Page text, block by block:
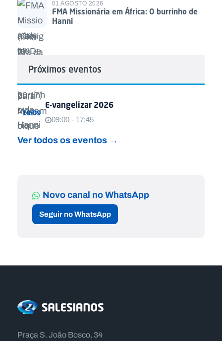
01 AGOSTO 2026
FMA Missionária em África: O burrinho de
Hanni
Próximos eventos
19/09
E-vangelizar 2026
09:00 - 17:45
Ver todos os eventos →
Novo canal no WhatsApp
Seguir no WhatsApp
Praça S. João Bosco, 34